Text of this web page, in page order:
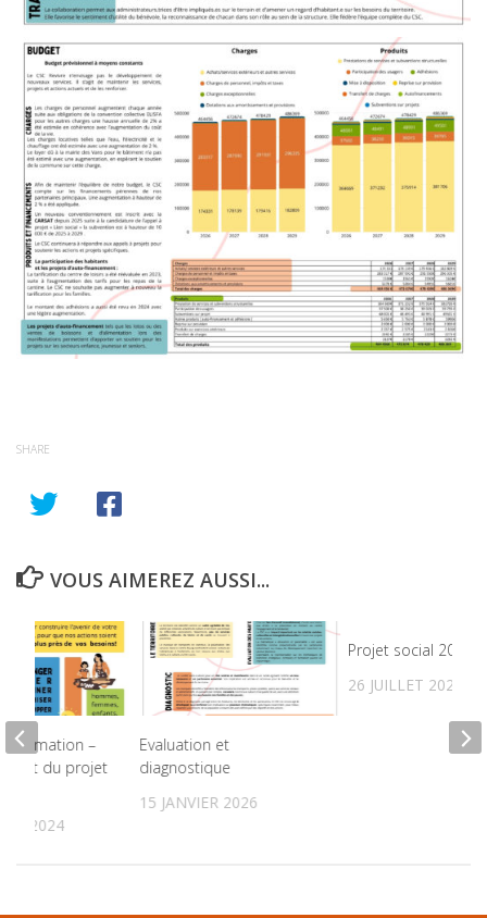
SHARE
VOUS AIMEREZ AUSSI...
Evaluation et
diagnostique
15 JANVIER 2026
Projet social 2022-
26 JUILLET 2021
–
du projet
2024